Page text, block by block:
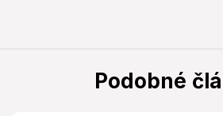
Podobné